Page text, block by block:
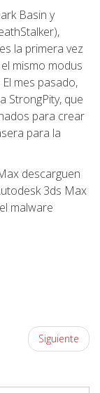
Basin y
la primera vez
mismo modus
mes pasado,
StrongPity, que
para crear
para la
descarguen
3ds Max
malware
Siguiente